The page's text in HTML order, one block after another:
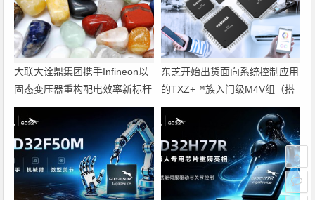
大联大诠鼎集团携手Infineon以
固态变压器重构配电效率新标杆
东芝开始出货面向系统控制应用
的TXZ+™族入门级M4V组（搭
载Arm Cortex‑M4内核的标准微
控制器）工程样品